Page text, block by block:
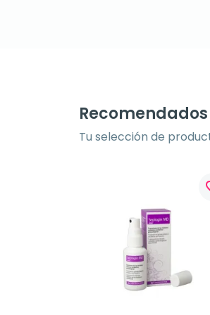
Tu selección de